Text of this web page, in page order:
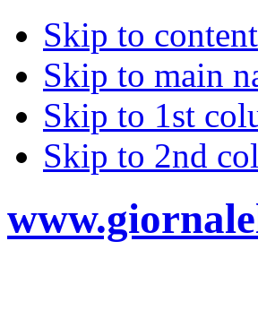
Skip to content
Skip to main
Skip to 1st
Skip to 2nd